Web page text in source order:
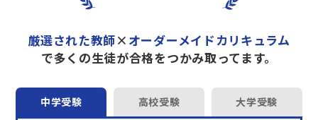
「DAILY TRY」
など、豊富な学習コンテンツが
トライで一緒に“自己最高得点”を目指しません
か？
オンラインでの学習面談も承っております。
厳選された教師× オーダーメイドカリキュラム
で多くの生徒が合格をつかみ取ってます。
中学受験 高校受験 大学受験